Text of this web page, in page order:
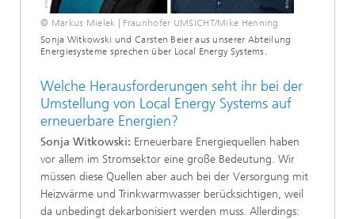
© Markus Mielek | Fraunhofer UMSICHT/Mike Henning
Sonja Witkowski und Carsten Beier aus unserer Abteilung
Energiesysteme sprechen über Local Energy Systems.
Welche Herausforderungen seht ihr bei der
Umstellung von Local Energy Systems auf
erneuerbare Energien?
Sonja Witkowski: Erneuerbare Energiequellen haben
vor allem im Stromsektor eine große Bedeutung. Wir
müssen diese Quellen aber auch bei der Versorgung mit
Heizwärme und Trinkwarmwasser berücksichtigen, weil
da unbedingt dekarbonisiert werden muss. Allerdings: